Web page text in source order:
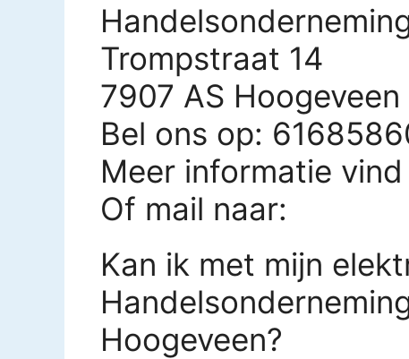
Trompstraat 14
7907 AS Hoogeveen
Bel ons op:
Meer informatie vind
Of mail naar:
Kan ik met mijn
Hoogeveen?